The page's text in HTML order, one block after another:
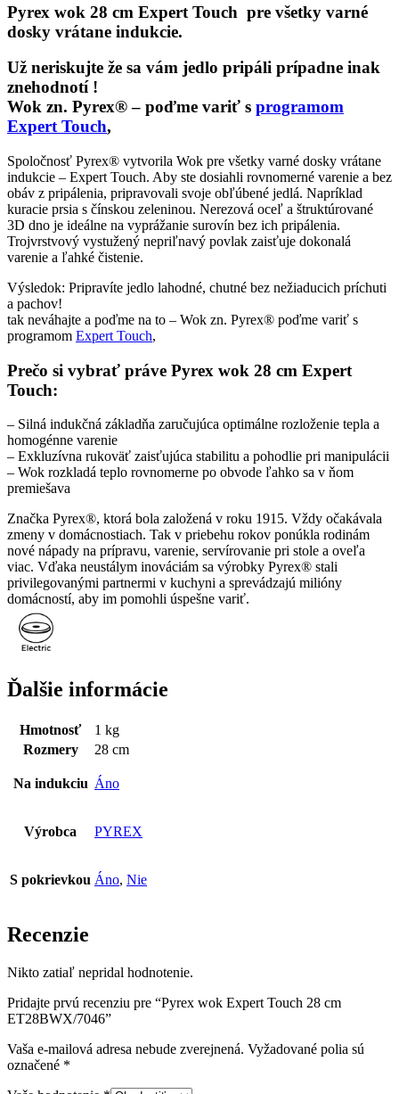
Pyrex wok 28 cm Expert Touch pre všetky varné
dosky vrátane indukcie.
Už neriskujte že sa vám jedlo pripáli prípadne inak
znehodnotí !
Wok zn. Pyrex® – poďme variť s programom
Expert Touch,
Spoločnosť Pyrex® vytvorila Wok pre všetky varné dosky vrátane
indukcie – Expert Touch. Aby ste dosiahli rovnomerné varenie a bez
obáv z pripálenia, pripravovali svoje obľúbené jedlá. Napríklad
kuracie prsia s čínskou zeleninou. Nerezová oceľ a štruktúrované
3D dno je ideálne na vyprážanie surovín bez ich pripálenia.
Trojvrstvový vystužený nepriľnavý povlak zaisťuje dokonalá
varenie a ľahké čistenie.
Výsledok: Pripravíte jedlo lahodné, chutné bez nežiaducich príchuti
a pachov!
tak neváhajte a poďme na to – Wok zn. Pyrex® poďme variť s
programom Expert Touch,
Prečo si vybrať práve Pyrex wok 28 cm Expert
Touch:
– Silná indukčná základňa zaručujúca optimálne rozloženie tepla a
homogénne varenie
– Exkluzívna rukoväť zaisťujúca stabilitu a pohodlie pri manipulácii
– Wok rozkladá teplo rovnomerne po obvode ľahko sa v ňom
premiešava
Značka Pyrex®, ktorá bola založená v roku 1915. Vždy očakávala
zmeny v domácnostiach. Tak v priebehu rokov ponúkla rodinám
nové nápady na prípravu, varenie, servírovanie pri stole a oveľa
viac. Vďaka neustálym inováciám sa výrobky Pyrex® stali
privilegovanými partnermi v kuchyni a sprevádzajú milióny
domácností, aby im pomohli úspešne variť.
Ďalšie informácie
Hmotnosť
1 kg
Rozmery
28 cm
Na indukciu Áno
Výrobca PYREX
S pokrievkou Áno, Nie
Recenzie
Nikto zatiaľ nepridal hodnotenie.
Pridajte prvú recenziu pre “Pyrex wok Expert Touch 28 cm
ET28BWX/7046”
Vaša e-mailová adresa nebude zverejnená. Vyžadované polia sú
označené *